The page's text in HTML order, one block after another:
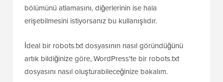
kullanıcı aracısı adları arasında Googlebot (Google),
Bingbot (Bing) ve Baiduspider (Baidu) bulunur. Çoğu
olmayacaktır, ancak bir arama motorunun sitenizin bir
bölümünü atlamasını, diğerlerinin ise hala
erişebilmesini istiyorsanız bu kullanışlıdır.